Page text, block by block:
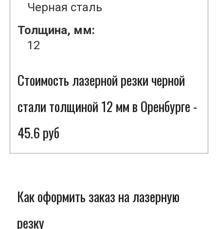
Черная сталь
Толщина, мм:
12
Стоимость лазерной резки черной
стали толщиной 12 мм в Оренбурге -
45.6 руб
Как оформить заказ на лазерную
резку